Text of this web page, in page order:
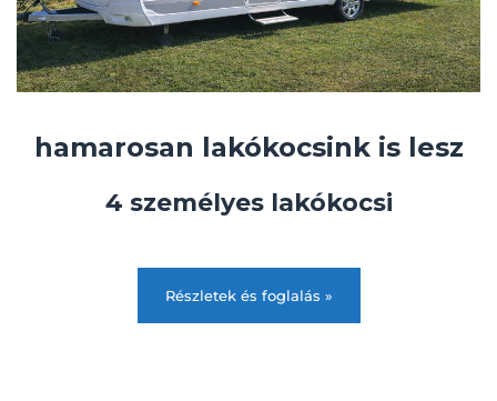
hamarosan lakókocsink is lesz
4 személyes lakókocsi
Részletek és foglalás »